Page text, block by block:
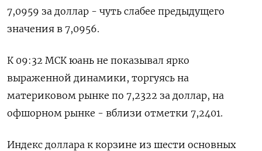
7,0959 за доллар - чуть слабее предыдущего
значения в 7,0956.
К 09:32 МСК юань не показывал ярко
выраженной динамики, торгуясь на
материковом рынке по 7,2322​ за доллар, на
офшорном рынке - вблизи отметки 7,2401.
Индекс доллара к корзине из шести основных